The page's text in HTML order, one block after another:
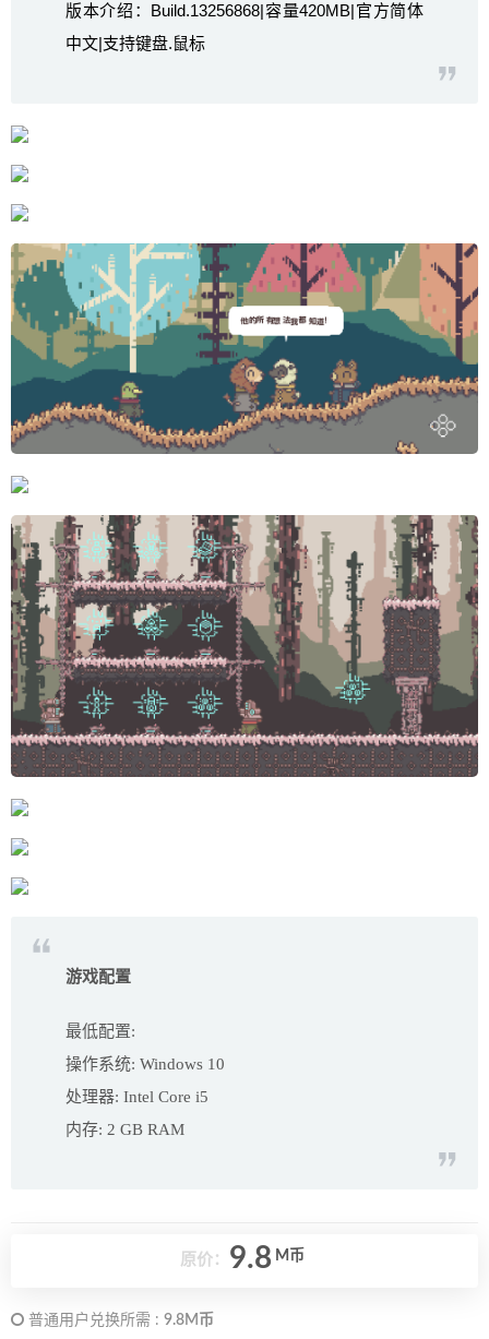
版本介绍：Build.13256868|容量420MB|官方简体
中文|支持键盘.鼠标
游戏配置
最低配置:
操作系统: Windows 10
处理器: Intel Core i5
内存: 2 GB RAM
原价： 9.8 M币
普通用户兑换所需 : 9.8M币